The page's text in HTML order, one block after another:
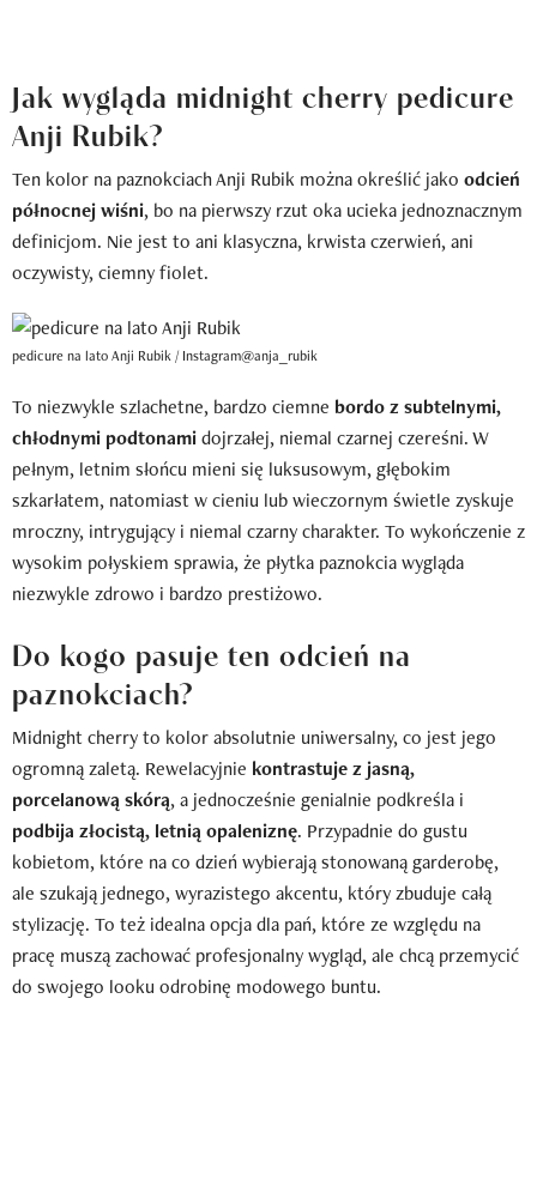
Jak wygląda midnight cherry pedicure
Anji Rubik?
Ten kolor na paznokciach Anji Rubik można określić jako odcień
północnej wiśni, bo na pierwszy rzut oka ucieka jednoznacznym
definicjom. Nie jest to ani klasyczna, krwista czerwień, ani
oczywisty, ciemny fiolet.
pedicure na lato Anji Rubik / Instagram@anja_rubik
To niezwykle szlachetne, bardzo ciemne bordo z subtelnymi,
chłodnymi podtonamidojrzałej, niemal czarnej czereśni. W
pełnym, letnim słońcu mieni się luksusowym, głębokim
szkarłatem, natomiast w cieniu lub wieczornym świetle zyskuje
mroczny, intrygujący i niemal czarny charakter. To wykończenie z
wysokim połyskiem sprawia, że płytka paznokcia wygląda
niezwykle zdrowo i bardzo prestiżowo.
Do kogo pasuje ten odcień na
paznokciach?
Midnight cherry to kolor absolutnie uniwersalny, co jest jego
ogromną zaletą. Rewelacyjnie kontrastuje z jasną,
porcelanową skórą, a jednocześnie genialnie podkreśla i
podbija złocistą, letnią opaleniznę. Przypadnie do gustu
kobietom, które na co dzień wybierają stonowaną garderobę,
ale szukają jednego, wyrazistego akcentu, który zbuduje całą
stylizację. To też idealna opcja dla pań, które ze względu na
pracę muszą zachować profesjonalny wygląd, ale chcą przemycić
do swojego looku odrobinę modowego buntu.